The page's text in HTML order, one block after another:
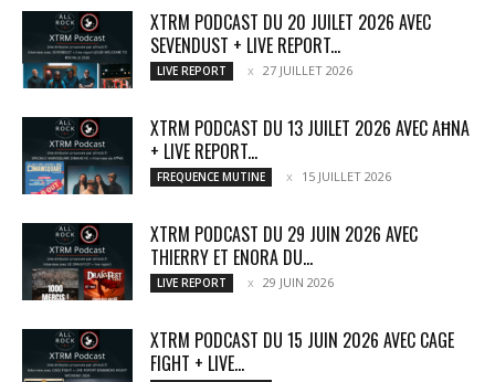
XTRM PODCAST DU 20 JUILET 2026 AVEC
SEVENDUST + LIVE REPORT...
LIVE REPORT 27 JUILLET 2026
XTRM PODCAST DU 13 JUILET 2026 AVEC AĦNA
+ LIVE REPORT...
FREQUENCE MUTINE 15 JUILLET 2026
XTRM PODCAST DU 29 JUIN 2026 AVEC
THIERRY ET ENORA DU...
LIVE REPORT 29 JUIN 2026
XTRM PODCAST DU 15 JUIN 2026 AVEC CAGE
FIGHT + LIVE...